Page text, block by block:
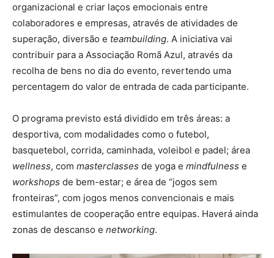
organizacional e criar laços emocionais entre
colaboradores e empresas, através de atividades de
superação, diversão e teambuilding. A iniciativa vai
contribuir para a Associação Romã Azul, através da
recolha de bens no dia do evento, revertendo uma
percentagem do valor de entrada de cada participante.
O programa previsto está dividido em três áreas: a
desportiva, com modalidades como o futebol,
basquetebol, corrida, caminhada, voleibol e padel; área
wellness, com masterclasses de yoga e mindfulness e
workshops de bem-estar; e área de “jogos sem
fronteiras”, com jogos menos convencionais e mais
estimulantes de cooperação entre equipas. Haverá ainda
zonas de descanso e networking.